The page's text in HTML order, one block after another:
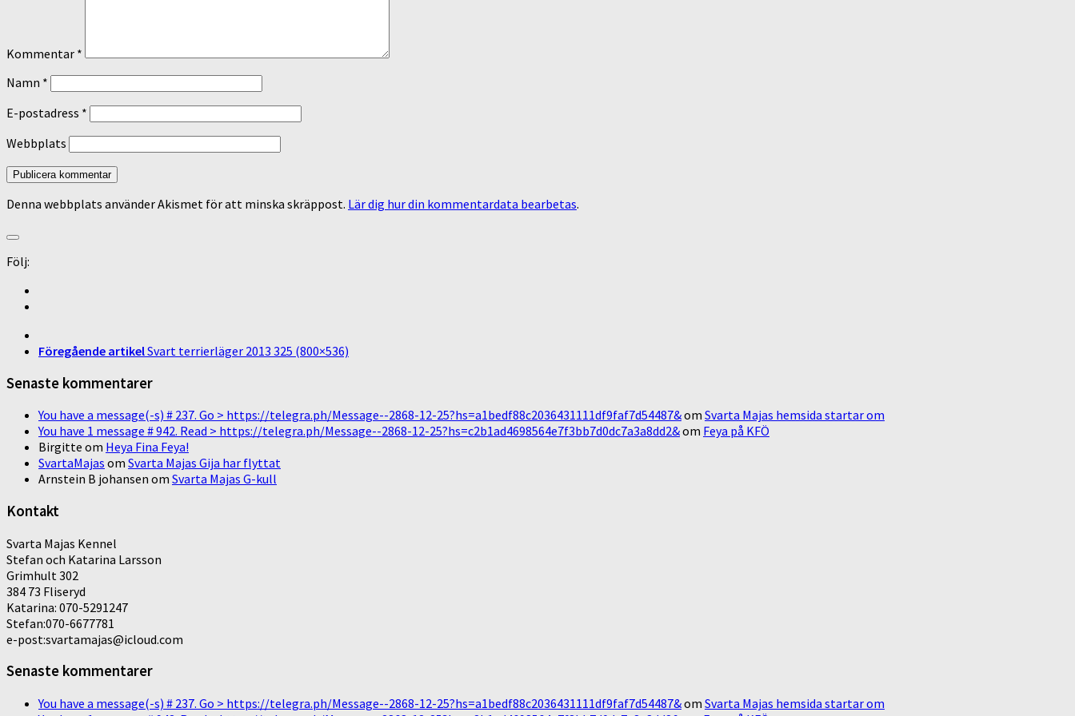
Kommentar *
Namn *
E-postadress *
Webbplats
Denna webbplats använder Akismet för att minska skräppost. Lär dig hur din kommentardata bearbetas.
Följ:
Föregående artikelSvart terrierläger 2013 325 (800×536)
Senaste kommentarer
You have a message(-s) # 237. Go > https://telegra.ph/Message--2868-12-25?hs=a1bedf88c2036431111df9faf7d54487&om Svarta Majas hemsida startar om
You have 1 message # 942. Read > https://telegra.ph/Message--2868-12-25?hs=c2b1ad4698564e7f3bb7d0dc7a3a8dd2&om Feya på KFÖ
Birgitte om Heya Fina Feya!
SvartaMajas om Svarta Majas Gija har flyttat
Arnstein B johansen om Svarta Majas G-kull
Kontakt
Svarta Majas Kennel
Stefan och Katarina Larsson
Grimhult 302
384 73 Fliseryd
Katarina: 070-5291247
Stefan:070-6677781
e-post:svartamajas@icloud.com
Senaste kommentarer
You have a message(-s) # 237. Go > https://telegra.ph/Message--2868-12-25?hs=a1bedf88c2036431111df9faf7d54487&om Svarta Majas hemsida startar om